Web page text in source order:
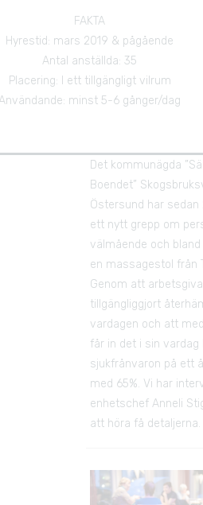
FAKTA
Hyrestid: mars 2019 & pågående
Antal anställda: 35
Placering: I ett tillgängligt vilrum
minst 5-6 gånger/dag
Det kommunägda
Boendet”
Östersund har sedan
ett nytt grepp om
välmående och
en massagestol från
Genom att
tillgängliggjort
vardagen och att
får in det i sin vardag
sjukfrånvaron på ett
med 65%. Vi har
enhetschef Anneli
att höra få detaljerna.